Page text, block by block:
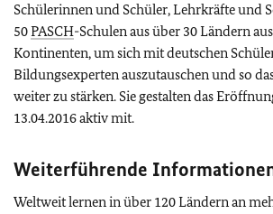
Schülerinnen und Schüler, Lehrkräfte und
50PASCH-Schulen aus über 30 Ländern
Kontinenten, um sich mit deutschen
Bildungsexperten auszutauschen und so
weiter zu stärken. Sie gestalten das
13.04.2016 aktiv mit.
Weiterführende
Weltweit lernen in über 120 Ländern an